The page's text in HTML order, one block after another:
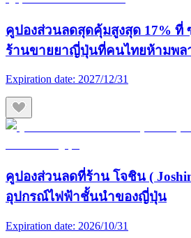
คูปองส่วนลดสุดคุ้มสูงสุด 17% ที่
ร้านขายยาญี่ปุ่นที่คนไทยห้ามพล
Expiration date: 2027/12/31
คูปองส่วนลดที่ร้าน โจชิน (
อุปกรณ์ไฟฟ้าชั้นนำของญี่ปุ่น
Expiration date: 2026/10/31